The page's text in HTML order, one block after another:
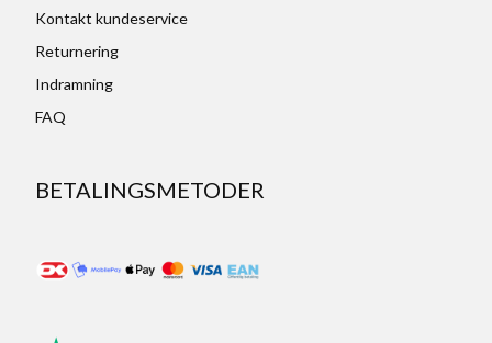
Kontakt kundeservice
Returnering
Indramning
FAQ
BETALINGSMETODER